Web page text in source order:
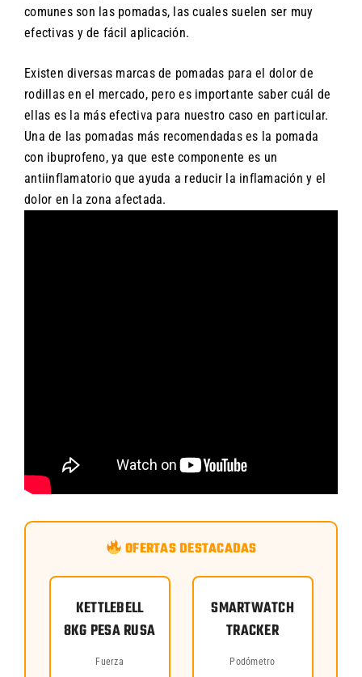
comunes son las pomadas, las cuales suelen ser muy
efectivas y de fácil aplicación.
Existen diversas marcas de pomadas para el dolor de
rodillas en el mercado, pero es importante saber cuál de
ellas es la más efectiva para nuestro caso en particular.
Una de las pomadas más recomendadas es la pomada
con ibuprofeno, ya que este componente es un
antiinflamatorio que ayuda a reducir la inflamación y el
dolor en la zona afectada.
OFERTAS DESTACADAS
KETTLEBELL
8KG PESA RUSA
Fuerza
SMARTWATCH
TRACKER
Podómetro